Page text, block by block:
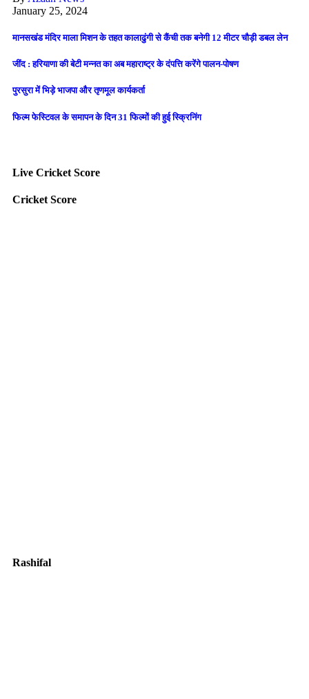
January 25, 2024
मानसखंड मंदिर माला मिशन के तहत कालाढुंगी से कैंची तक बनेगी 12 मीटर चौड़ी डबल लेन
जींद : हरियाणा की बेटी मन्नत का अब महाराष्ट्र के दंपत्ति करेंगे पालन-पोषण
पुरसुरा में भिड़े भाजपा और तृणमूल कार्यकर्ता
फिल्म फेस्टिवल के समापन के दिन 31 फिल्मों की हुई स्क्रिनिंग
Live Cricket Score
Cricket Score
Rashifal